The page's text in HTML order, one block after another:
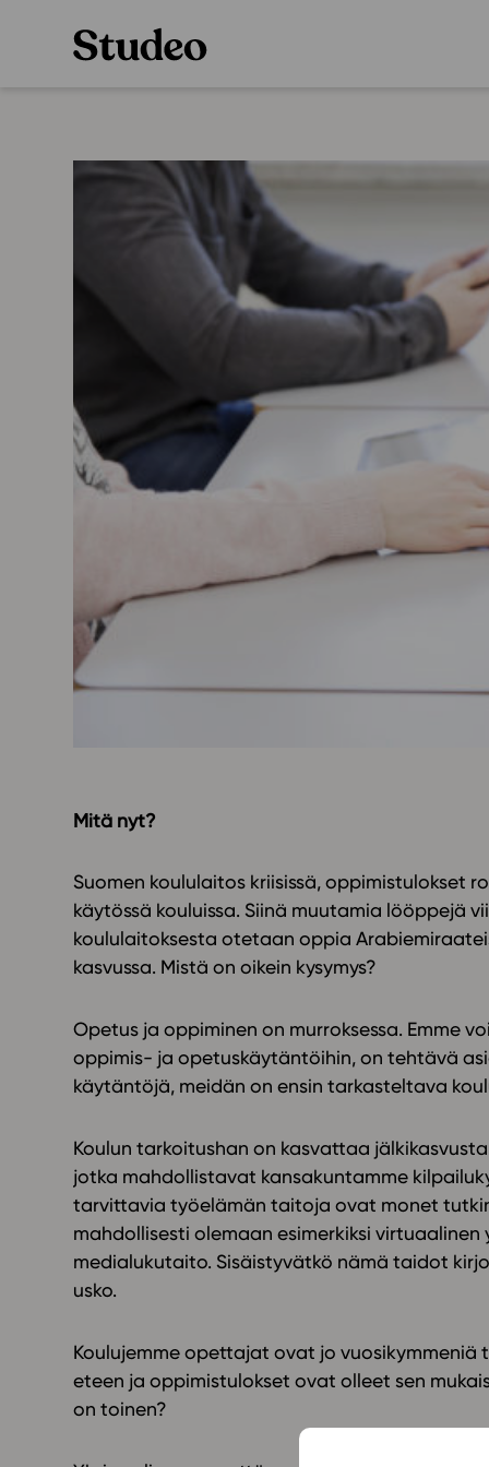
Preppaaja
Opettaja
Opiskelija
Ainstain
KIRJAUDU
Alakoulun
Hinnasto
Tilaa
Käyttöönotto
Mitä nyt?
Suomen koululaitos kriisissä, oppimistulokset
käytössä kouluissa. Siinä muutamia lööppejä
koululaitoksesta otetaan oppia
kasvussa. Mistä on oikein kysymys?
Opetus ja oppiminen on murroksessa. Emme
oppimis- ja opetuskäytäntöihin, on tehtävä
käytäntöjä, meidän on ensin tarkasteltava
Koulun tarkoitushan on kasvattaa
jotka mahdollistavat kansakuntamme
tarvittavia työelämän taitoja ovat monet
mahdollisesti olemaan esimerkiksi
medialukutaito. Sisäistyvätkö nämä taidot
usko.
Koulujemme opettajat ovat jo
eteen ja oppimistulokset ovat olleet sen
on toinen?